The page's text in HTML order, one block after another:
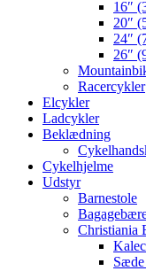
16″
20″
24″
26″
Racercykler
Elcykler
Ladcykler
Beklædning
Cykelhjelme
Udstyr
Barnestole
Christiania